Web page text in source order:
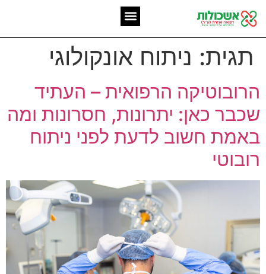
תגית: ניתוח אונקולוגי
הרובוטיקה הרפואית – העתיד
שכבר כאן: יתרונות, חסרונות ומה
באמת חשוב לדעת לפני ניתוח
רובוטי